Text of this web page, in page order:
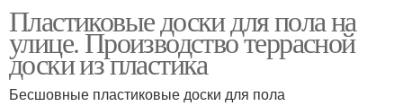
Пластиковые доски для пола на
улице. Производство террасной
доски из пластика
Бесшовные пластиковые доски для пола